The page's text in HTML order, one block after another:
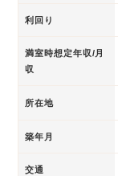
利回り
満室時想定年収/月
収
所在地
築年月
交通